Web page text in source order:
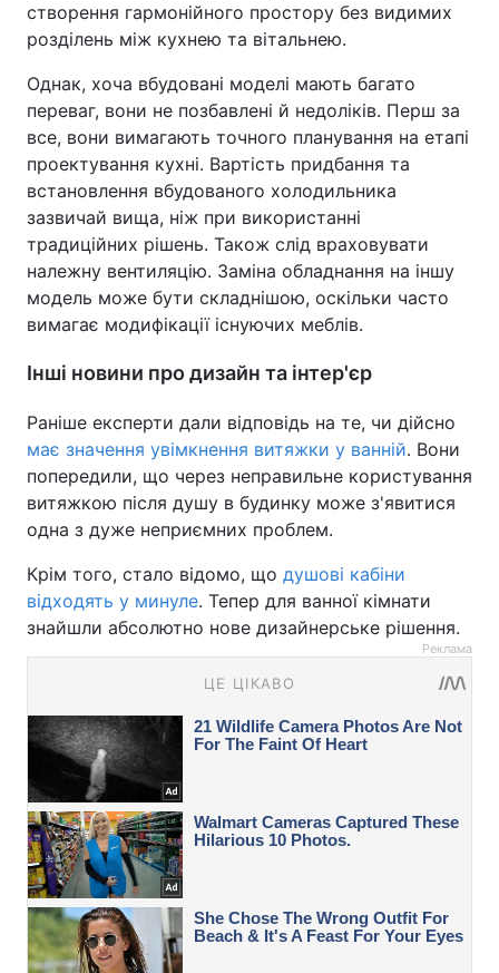
створення гармонійного простору без видимих
розділень між кухнею та вітальнею.
Однак, хоча вбудовані моделі мають багато
переваг, вони не позбавлені й недоліків. Перш за
все, вони вимагають точного планування на етапі
проектування кухні. Вартість придбання та
встановлення вбудованого холодильника
зазвичай вища, ніж при використанні
традиційних рішень. Також слід враховувати
належну вентиляцію. Заміна обладнання на іншу
модель може бути складнішою, оскільки часто
вимагає модифікації існуючих меблів.
Інші новини про дизайн та інтер'єр
Раніше експерти дали відповідь на те, чи дійсно
має значення увімкнення витяжки у ванній. Вони
попередили, що через неправильне користування
витяжкою після душу в будинку може з'явитися
одна з дуже неприємних проблем.
Крім того, стало відомо, що душові кабіни
відходять у минуле. Тепер для ванної кімнати
знайшли абсолютно нове дизайнерське рішення.
Реклама